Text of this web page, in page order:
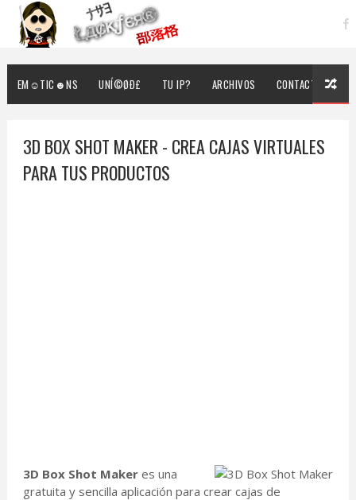
EM☺TIC☻NS UNÍ©ØÐ£ TU IP? ARCHIVOS CONTACTO
3D BOX SHOT MAKER - CREA CAJAS VIRTUALES
PARA TUS PRODUCTOS
3D Box Shot Makeres una
gratuita y sencilla aplicación para crear cajas de